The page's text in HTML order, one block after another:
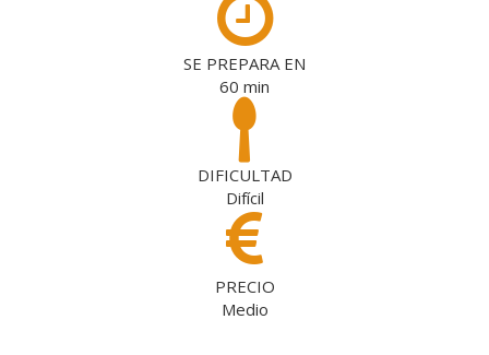
SE PREPARA EN
60 min
DIFICULTAD
Difícil
PRECIO
Medio